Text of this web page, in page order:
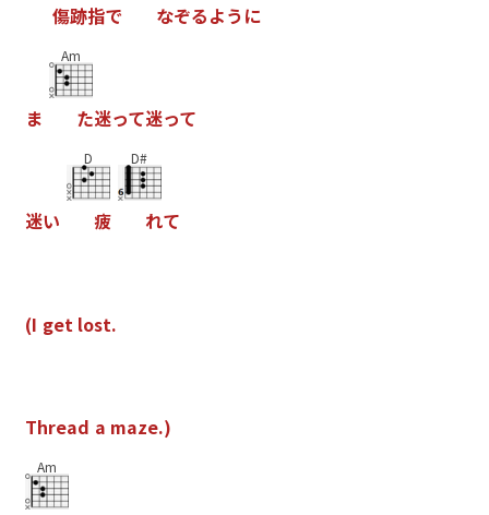
傷跡指で なぞるよう に
ま
Am
た迷って迷って
迷い
D
疲
D#
れて
(I get lost.
Thread a maze.)
Am